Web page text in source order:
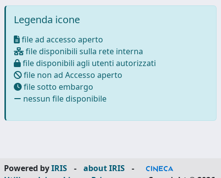
Legenda icone
file ad accesso aperto
file disponibili sulla rete interna
file disponibili agli utenti autorizzati
file non ad Accesso aperto
file sotto embargo
nessun file disponibile
Powered byIRIS - about IRIS
-